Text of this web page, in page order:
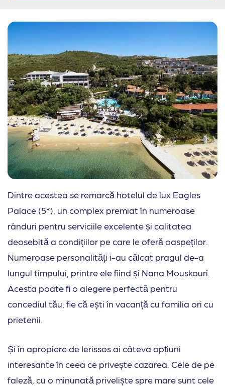
Dintre acestea se remarcă hotelul de lux Eagles
Palace (5*), un complex premiat în numeroase
rânduri pentru serviciile excelente și calitatea
deosebită a condițiilor pe care le oferă oaspeților.
Numeroase personalități i-au călcat pragul de-a
lungul timpului, printre ele fiind și Nana Mouskouri.
Acesta poate fi o alegere perfectă pentru
concediul tău, fie că ești în vacanță cu familia ori cu
prietenii.
Și în apropiere de Ierissos ai câteva opțiuni
interesante în ceea ce privește cazarea. Cele de pe
faleză, cu o minunată priveliște spre mare sunt cele